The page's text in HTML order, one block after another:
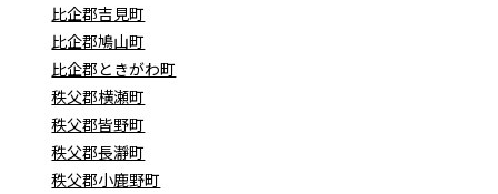
比企郡吉見町
比企郡鳩山町
比企郡ときがわ町
秩父郡横瀬町
秩父郡皆野町
秩父郡長瀞町
秩父郡小鹿野町